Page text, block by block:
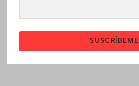
SUSCRÍBEME